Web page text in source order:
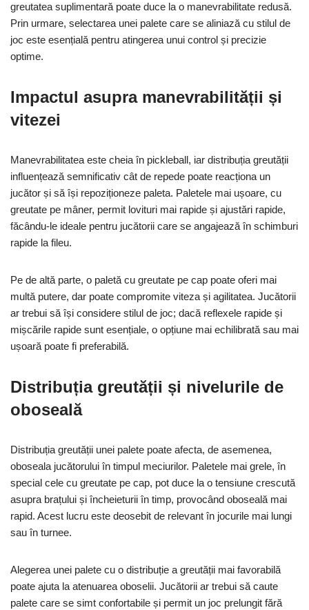
greutatea suplimentară poate duce la o manevrabilitate redusă.
Prin urmare, selectarea unei palete care se aliniază cu stilul de
joc este esențială pentru atingerea unui control și precizie
optime.
Impactul asupra manevrabilității și
vitezei
Manevrabilitatea este cheia în pickleball, iar distribuția greutății
influențează semnificativ cât de repede poate reacționa un
jucător și să își repoziționeze paleta. Paletele mai ușoare, cu
greutate pe mâner, permit lovituri mai rapide și ajustări rapide,
făcându-le ideale pentru jucătorii care se angajează în schimburi
rapide la fileu.
Pe de altă parte, o paletă cu greutate pe cap poate oferi mai
multă putere, dar poate compromite viteza și agilitatea. Jucătorii
ar trebui să își considere stilul de joc; dacă reflexele rapide și
mișcările rapide sunt esențiale, o opțiune mai echilibrată sau mai
ușoară poate fi preferabilă.
Distribuția greutății și nivelurile de
oboseală
Distribuția greutății unei palete poate afecta, de asemenea,
oboseala jucătorului în timpul meciurilor. Paletele mai grele, în
special cele cu greutate pe cap, pot duce la o tensiune crescută
asupra brațului și încheieturii în timp, provocând oboseală mai
rapid. Acest lucru este deosebit de relevant în jocurile mai lungi
sau în turnee.
Alegerea unei palete cu o distribuție a greutății mai favorabilă
poate ajuta la atenuarea oboselii. Jucătorii ar trebui să caute
palete care se simt confortabile și permit un joc prelungit fără